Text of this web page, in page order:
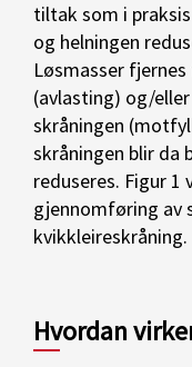
tiltak som i
og helningen
Løsmasser
(avlasting) og/
skråningen
skråningen blir da
reduseres. Figur 1
gjennomføring av
kvikkleireskråning.
Hvordan